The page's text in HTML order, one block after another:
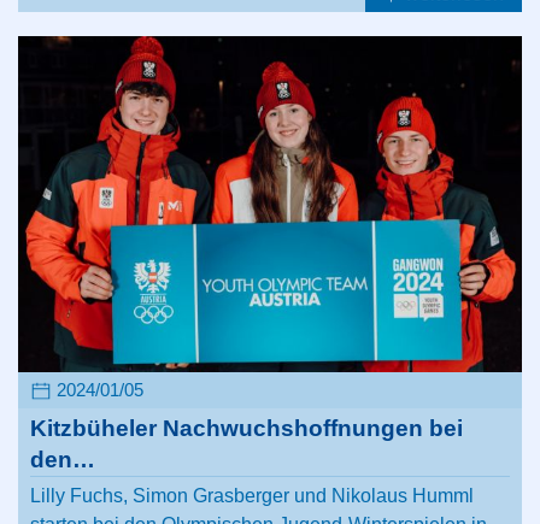
2024/01/05
Kitzbüheler Nachwuchshoffnungen bei
den…
Lilly Fuchs, Simon Grasberger und Nikolaus Humml